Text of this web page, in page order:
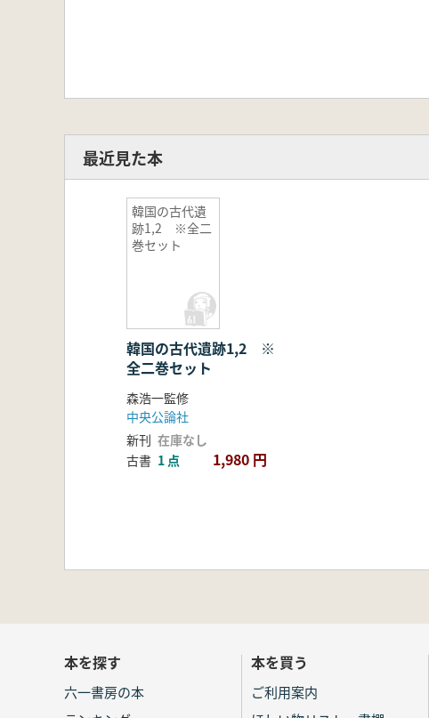
最近見た本
韓国の古代遺
跡1,2 ※全二
巻セット
韓国の古代遺跡1,2 ※
全二巻セット
森浩一監修
中央公論社
新刊 在庫なし
古書 1 点 1,980 円
本を探す
六一書房の本
本を買う
ご利用案内